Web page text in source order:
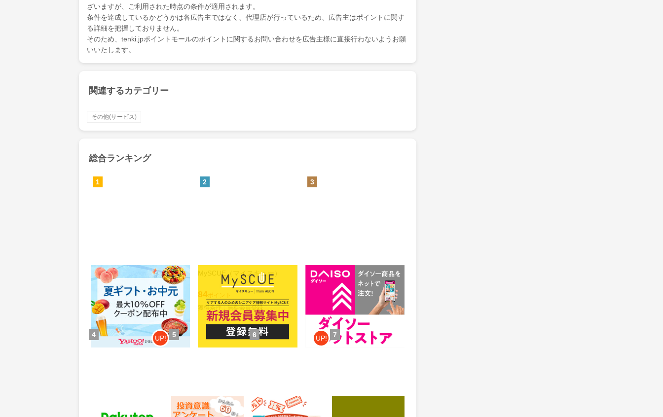
ざいますが、ご利用された時点の条件が適用されます。
条件を達成しているかどうかは各広告主ではなく、代理店が行っているため、広告主はポイントに関す
る詳細を把握しておりません。
そのため、tenki.jpポイントモールのポイントに関するお問い合わせを広告主様に直接行わないようお願
いいたします。
関連するカテゴリー
その他(サービス)
総合ランキング
Yahoo!ショッピング(ヤフー シ
ョッピング)
1
0.46% 還元
獲得条件：お買い物
MySCUE（マイスキュー）
2
84ポイント
獲得条件：無料会員登録
公式通販【ダイソーネットスト
ア】
3
還元
獲得条件：お買い物
4 UP!
レオンワークス 投資ア
ンケート
5
じゃらんnet
6 UP! 7